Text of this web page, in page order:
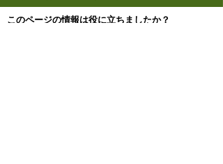
このページの情報は役に立ちましたか？